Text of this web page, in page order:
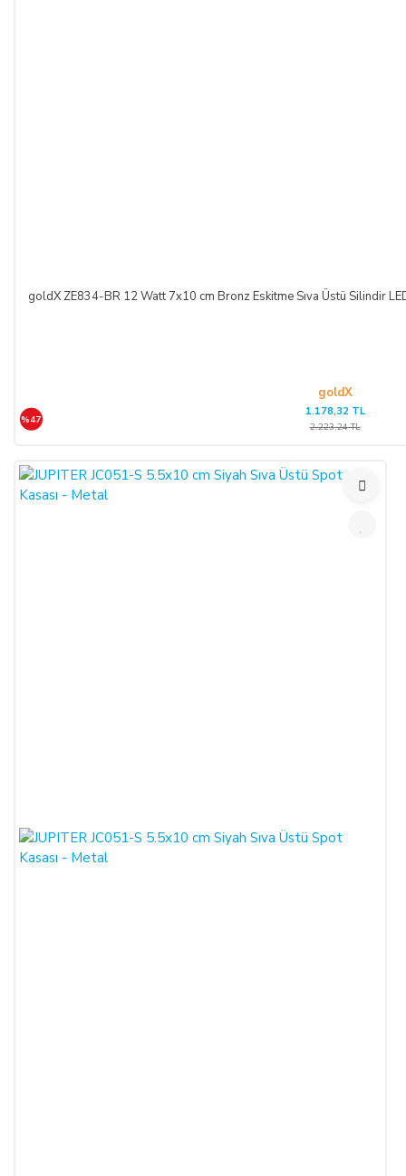
goldX ZE834-BR 12 Watt 7x10 cm Bronz Eskitme Sıva Üstü Silindir
goldX
%47
1.178,32 TL
2.223,24 TL